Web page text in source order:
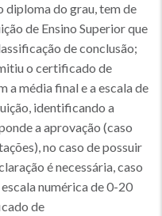
diploma do grau, tem de
de Ensino Superior que
de conclusão;
o certificado de
a média final e a escala de
identificando a
a aprovação (caso
no caso de possuir
é necessária, caso
numérica de 0-20
de